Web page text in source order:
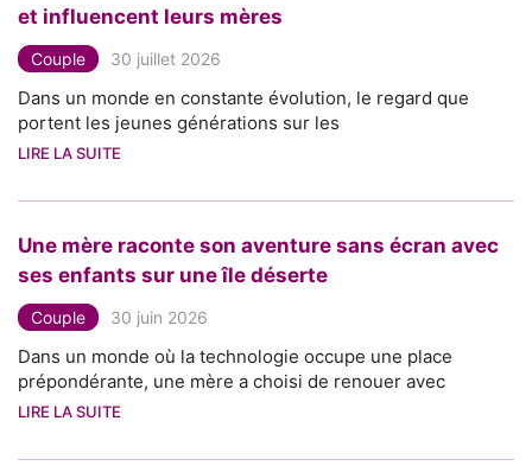
et influencent leurs mères
Couple 30 juillet 2026
Dans un monde en constante évolution, le regard que
portent les jeunes générations sur les
LIRE LA SUITE
Une mère raconte son aventure sans écran avec
ses enfants sur une île déserte
Couple 30 juin 2026
Dans un monde où la technologie occupe une place
prépondérante, une mère a choisi de renouer avec
LIRE LA SUITE